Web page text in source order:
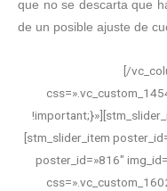
que no se descarta que
de un posible ajuste de
[/
[stm_slider_item
poster_id=»816″